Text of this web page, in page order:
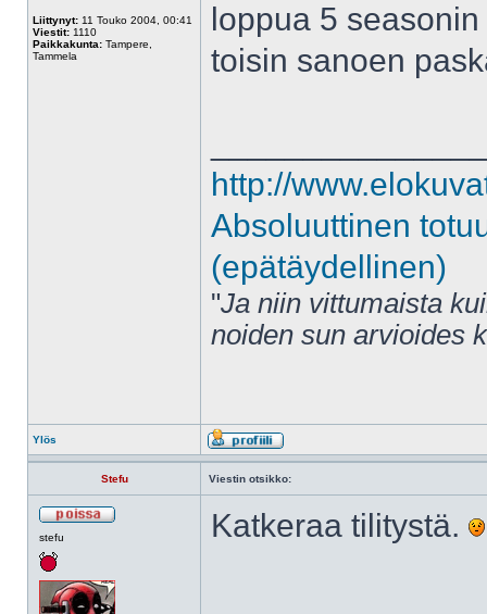
Liittynyt: 11 Touko 2004, 00:41
Viestit: 1110
Paikkakunta: Tampere,
Tammela
loppua 5
toisin sanoen
http://
Absoluuttinen
(epätäydellinen)
"Ja niin vittumaista
noiden sun arvioides
Ylös
Stefu Viestin otsikko:
stefu Katkeraa tilitystä.